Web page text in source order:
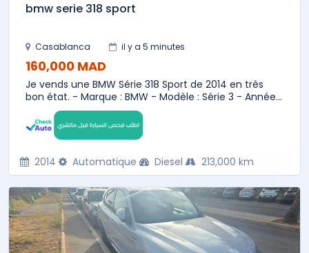
bmw serie 318 sport
Casablanca il y a 5 minutes
160,000 MAD
Je vends une BMW Série 318 Sport de 2014 en très
bon état. - Marque : BMW - Modèle : Série 3 - Année...
2014 Automatique Diesel 213,000 km